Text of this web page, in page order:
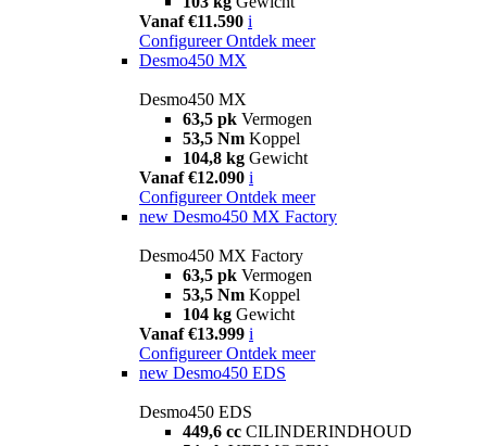
Vanaf €11.590 i
Configureer Ontdek meer
Desmo450 MX
Desmo450 MX
63,5 pk Vermogen
53,5 Nm Koppel
104,8 kg Gewicht
Vanaf €12.090 i
Configureer Ontdek meer
new Desmo450 MX Factory
Desmo450 MX Factory
63,5 pk Vermogen
53,5 Nm Koppel
104 kg Gewicht
Vanaf €13.999 i
Configureer Ontdek meer
new Desmo450 EDS
Desmo450 EDS
449,6 cc CILINDERINDHOUD